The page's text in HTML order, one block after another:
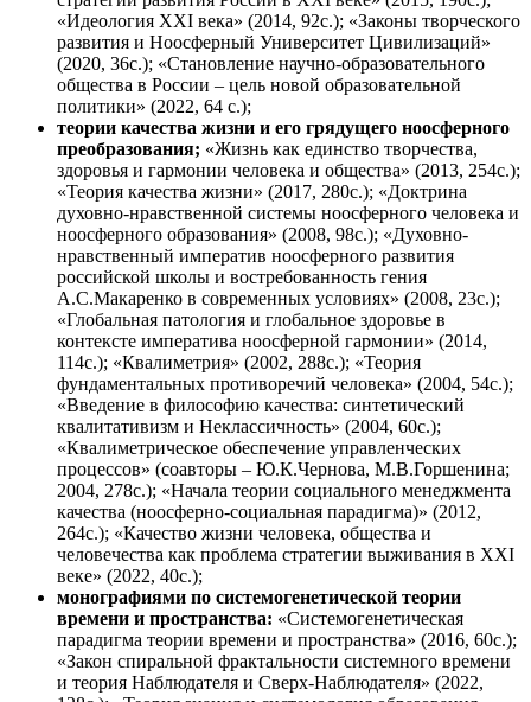
«Идеология XXI века» (2014, 92с.); «Законы творческого
развития и Ноосферный Университет Цивилизаций»
(2020, 36с.); «Становление научно-образовательного
общества в России – цель новой образовательной
политики» (2022, 64 с.);
теории качества жизни и его грядущего ноосферного
преобразования; «Жизнь как единство творчества,
здоровья и гармонии человека и общества» (2013, 254с.);
«Теория качества жизни» (2017, 280с.); «Доктрина
духовно-нравственной системы ноосферного человека и
ноосферного образования» (2008, 98с.); «Духовно-
нравственный императив ноосферного развития
российской школы и востребованность гения
А.С.Макаренко в современных условиях» (2008, 23с.);
«Глобальная патология и глобальное здоровье в
контексте императива ноосферной гармонии» (2014,
114с.); «Квалиметрия» (2002, 288с.); «Теория
фундаментальных противоречий человека» (2004, 54с.);
«Введение в философию качества: синтетический
квалитативизм и Неклассичность» (2004, 60с.);
«Квалиметрическое обеспечение управленческих
процессов» (соавторы – Ю.К.Чернова, М.В.Горшенина;
2004, 278с.); «Начала теории социального менеджмента
качества (ноосферно-социальная парадигма)» (2012,
264с.); «Качество жизни человека, общества и
человечества как проблема стратегии выживания в XXI
веке» (2022, 40с.);
монографиями по системогенетической теории
времени и пространства: «Системогенетическая
парадигма теории времени и пространства» (2016, 60с.);
«Закон спиральной фрактальности системного времени
и теория Наблюдателя и Сверх-Наблюдателя» (2022,